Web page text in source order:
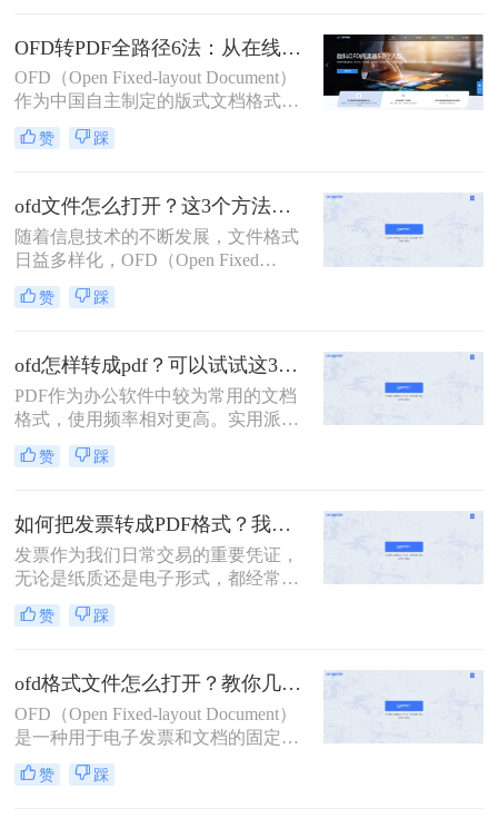
看，导致工作效率大幅降低。那么ofd
文件怎么打开呢？本文精选三种经验
证的实用方法，聚焦官方或通用解决
方案。助您快速解决OFD文件打开难
题。方法均经过实测验证，操作简
单、安全无风险，无需额外付费，适
OFD转PDF全路径6法：从在线秒转到批量处理，按需选！
OFD（Open Fixed-layout Document）
作为中国自主制定的版式文档格式标
准，在电子发票、电子公文、政务文
档等领域应用广泛。然而，PDF凭借
优势，成为文档共享与流转的理想格
式。
赞 踩
ofd文件怎么打开？这3个方法可以试试！
随着信息技术的不断发展，文件格式
日益多样化，OFD（Open Fixed
Document）作为一种新型电子文档格
式，在税务、财务等特定领域得到了
对较低的普及率，许多用户可能不清
楚如何打开OFD文件。那么ofd文件怎
么打开呢？本文将详细介绍几种打开
OFD文件的方法，帮助用户轻松应对
这一挑战。
赞 踩
ofd怎样转成pdf？可以试试这3种方法！
PDF作为办公软件中较为常用的文档
格式，使用频率相对更高。实用派小
编今天就教大家ofd怎样转成pdf，操
作流程简单，一起来试下吗？
赞 踩
如何把发票转成PDF格式？我来教你三个方法！
发票作为我们日常交易的重要凭证，
无论是纸质还是电子形式，都经常需
要保存和传输。为了方便管理和查
阅，将发票转换为PDF格式成为了一
PDF格式呢？下面将介绍三种简便的
方法，帮助您轻松将发票转为PDF格
式。
赞 踩
ofd格式文件怎么打开？教你几个ofd怎么转换成jpg的小妙招
OFD（Open Fixed-layout Document）
是一种用于电子发票和文档的固定版
式文件格式，广泛应用于中国的政府
和企业中。由于其专业性和安全性，
赞 踩